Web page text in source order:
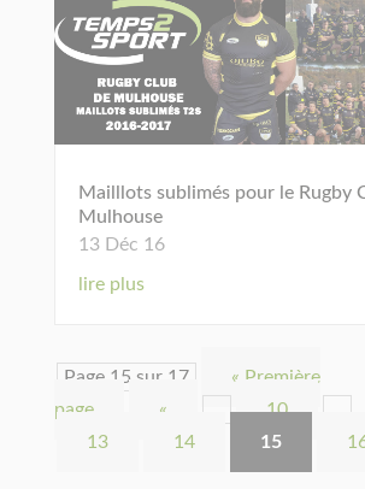
Mailllots sublimés pour le Rugby
Mulhouse
13 Déc 16
lire plus
Page 15 sur 17
« Première
page
« 10
13
14 15